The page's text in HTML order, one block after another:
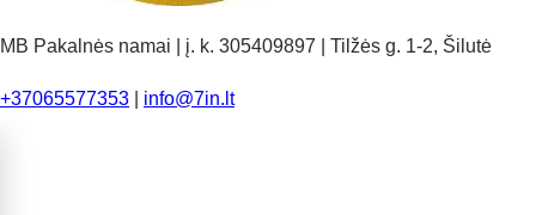
MB Pakalnės namai | į. k. 305409897 | Tilžės g. 1-2, Šilutė
+37065577353 info@7in.lt